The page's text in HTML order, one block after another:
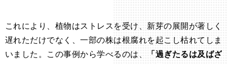
これにより、植物はストレスを受け、新芽の展開が著しく
遅れただけでなく、一部の株は根腐れを起こし枯れてしま
いました。この事例から学べるのは、
「過ぎたるは及ばざ